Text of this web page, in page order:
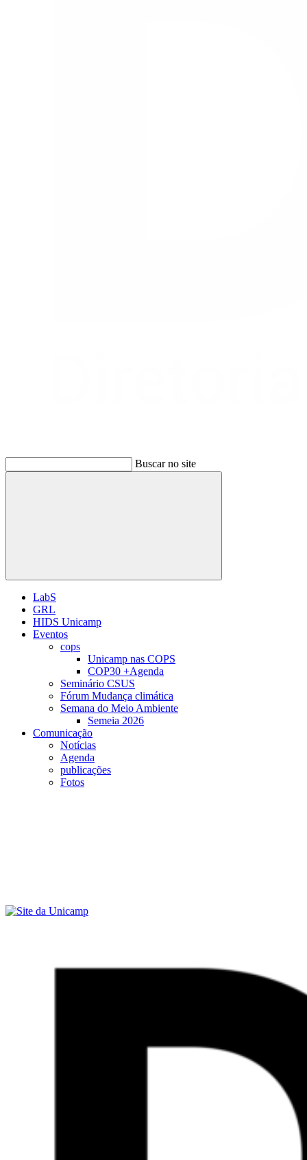
Buscar no site
Buscar
LabS
GRL
HIDS Unicamp
Eventos
cops
Unicamp nas COPS
COP30 +Agenda
Seminário CSUS
Fórum Mudança climática
Semana do Meio Ambiente
Semeia 2026
Comunicação
Notícias
Agenda
publicações
Fotos